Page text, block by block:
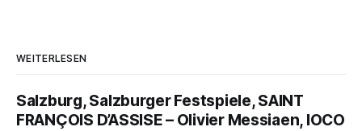
WEITERLESEN
Salzburg, Salzburger Festspiele, SAINT
FRANÇOIS D’ASSISE – Olivier Messiaen, IOCO